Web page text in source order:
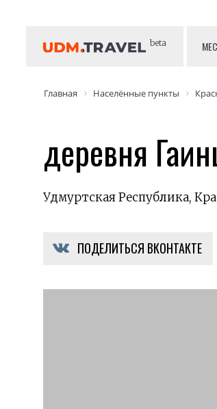
beta
Главная Населённые пункты
деревня
Удмуртская Республика,
ПОДЕЛИТЬСЯ ВКОНТАКТЕ